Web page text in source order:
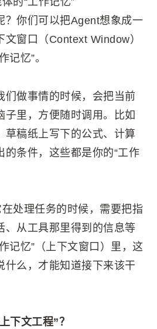
？你们可以把Agent想象成一
窗口（Context Window）
记忆”。
们做事情的时候，会把当前
子里，方便随时调用。比如
草稿纸上写下的公式、计算
的条件，这些都是你的“工作
处理任务的时候，需要把指
、从工具那里得到的信息等
记忆”（上下文窗口）里，这
什么，才能知道接下来该干
下文工程”？